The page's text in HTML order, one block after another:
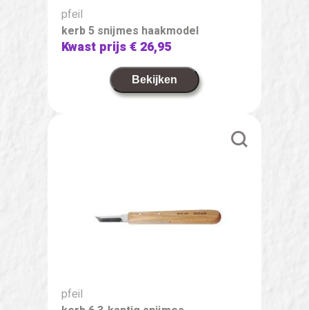
pfeil
kerb 5 snijmes haakmodel
Kwast prijs€ 26,95
Bekijken
pfeil